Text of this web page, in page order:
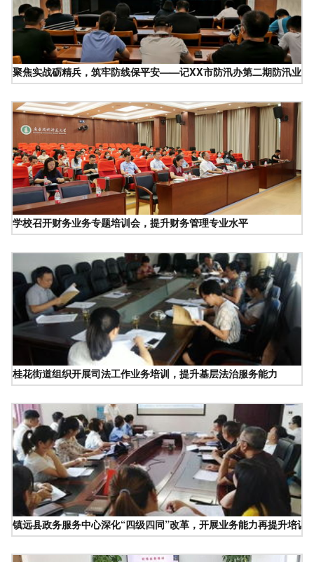
聚焦实战砺精兵，筑牢防线保平安——记XX市防汛办第二期防汛业务
学校召开财务业务专题培训会，提升财务管理专业水平
桂花街道组织开展司法工作业务培训，提升基层法治服务能力
镇远县政务服务中心深化“四级四同”改革，开展业务能力再提升培训